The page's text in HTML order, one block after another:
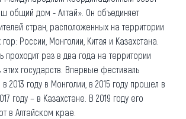
общий дом - Алтай». Он объединяет
стран, расположенных на территории
гор: России, Монголии, Китая и Казахстана.
проходит раз в два года на территории
этих государств. Впервые фестиваль
в 2013 году в Монголии, в 2015 году прошел в
году – в Казахстане. В 2019 году его
в Алтайском крае.